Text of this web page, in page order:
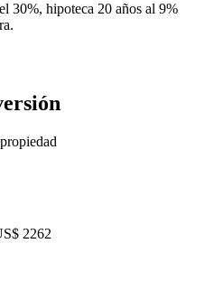
30%, hipoteca 20 años al 9%
2262